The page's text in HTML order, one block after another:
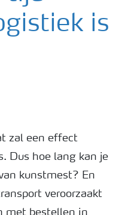
is
zal een effect
Dus hoe lang kan je
kunstmest? En
veroorzaakt
met bestellen in